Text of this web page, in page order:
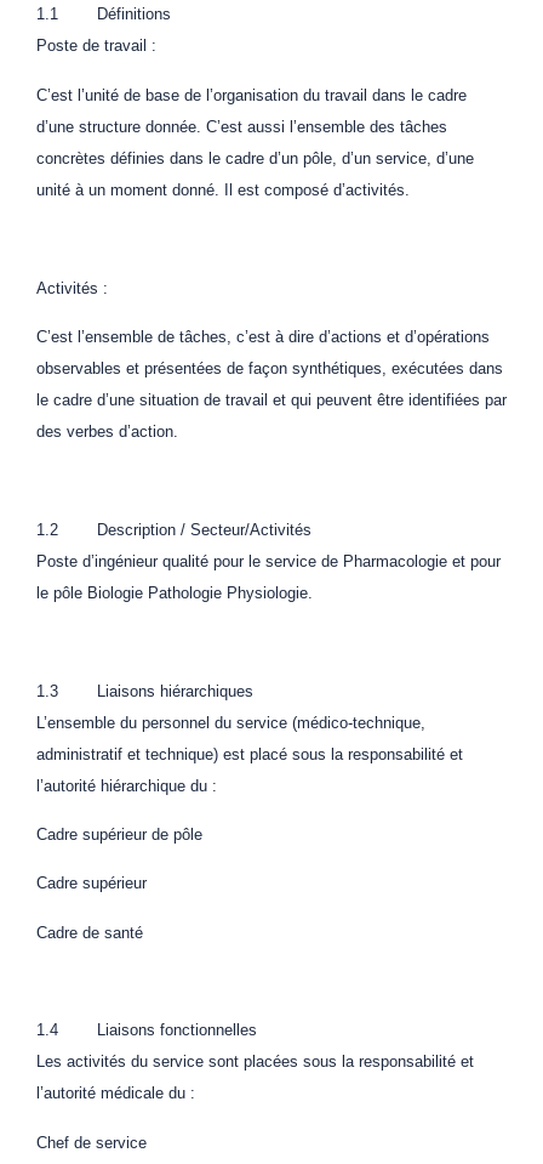
1.1 Définitions
Poste de travail :
C’est l’unité de base de l’organisation du travail dans le cadre
d’une structure donnée. C’est aussi l’ensemble des tâches
concrètes définies dans le cadre d’un pôle, d’un service, d’une
unité à un moment donné. Il est composé d’activités.
Activités :
C’est l’ensemble de tâches, c’est à dire d’actions et d’opérations
observables et présentées de façon synthétiques, exécutées dans
le cadre d’une situation de travail et qui peuvent être identifiées par
des verbes d’action.
1.2 Description / Secteur/Activités
Poste d’ingénieur qualité pour le service de Pharmacologie et pour
le pôle Biologie Pathologie Physiologie.
1.3 Liaisons hiérarchiques
L’ensemble du personnel du service (médico-technique,
administratif et technique) est placé sous la responsabilité et
l’autorité hiérarchique du :
Cadre supérieur de pôle
Cadre supérieur
Cadre de santé
1.4 Liaisons fonctionnelles
Les activités du service sont placées sous la responsabilité et
l’autorité médicale du :
Chef de service